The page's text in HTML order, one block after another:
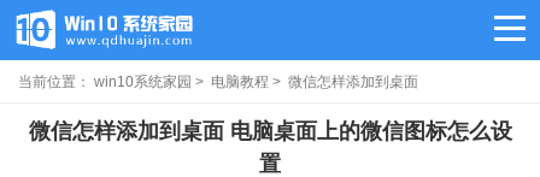
当前位置： win10系统家园 > 电脑教程 > 微信怎样添加到桌面
微信怎样添加到桌面 电脑桌面上的微信图标怎么设
置